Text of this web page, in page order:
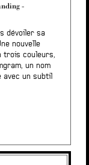
-
dévoiler sa
nouvelle
trois couleurs,
un nom
avec un subtil